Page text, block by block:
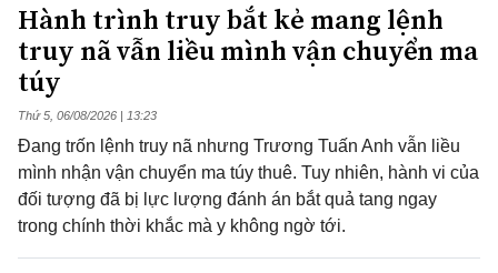
Hành trình truy bắt kẻ mang lệnh
truy nã vẫn liều mình vận chuyển ma
túy
Thứ 5, 06/08/2026 | 13:23
Đang trốn lệnh truy nã nhưng Trương Tuấn Anh vẫn liều
mình nhận vận chuyển ma túy thuê. Tuy nhiên, hành vi của
đối tượng đã bị lực lượng đánh án bắt quả tang ngay
trong chính thời khắc mà y không ngờ tới.